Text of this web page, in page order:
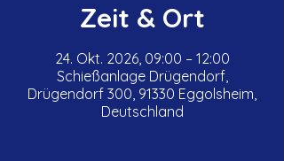
Zeit & Ort
24. Okt. 2026, 09:00 – 12:00
Schießanlage Drügendorf,
Drügendorf 300, 91330 Eggolsheim,
Deutschland